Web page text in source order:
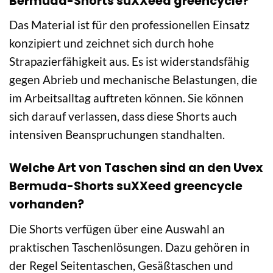
Das Material ist für den professionellen Einsatz
konzipiert und zeichnet sich durch hohe
Strapazierfähigkeit aus. Es ist widerstandsfähig
gegen Abrieb und mechanische Belastungen, die
im Arbeitsalltag auftreten können. Sie können
sich darauf verlassen, dass diese Shorts auch
intensiven Beanspruchungen standhalten.
Welche Art von Taschen sind an den Uvex
Bermuda-Shorts suXXeed greencycle
vorhanden?
Die Shorts verfügen über eine Auswahl an
praktischen Taschenlösungen. Dazu gehören in
der Regel Seitentaschen, Gesäßtaschen und